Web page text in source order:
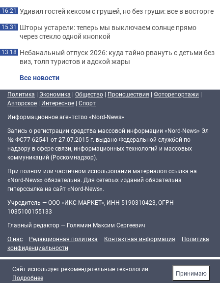
16:21 Удивил гостей кексом с грушей, но без груши: все в восторге
15:31 Шторы устарели: теперь мы выключаем солнце прямо
через стекло одной кнопкой
13:18 Небанальный отпуск 2026: куда тайно рвануть с детьми без
виз, толп туристов и адской жары
Все новости
Политика | Экономика | Общество | Происшествия | Фоторепортажи |
Авторское | Интересное | Спорт
Информационное агентство «Nord-News»
Запись о регистрации средства массовой информации «Nord-News» Эл
№ ФС77-62541 от 27.07.2015 г. выдано Федеральной службой по
надзору в сфере связи, информационных технологий и массовых
коммуникаций (Роскомнадзор).
При полном или частичном использовании материалов ссылка на
«Nord-News» обязательна. Для сетевых изданий обязательна
гиперссылка на сайт «Nord-News».
Учредитель — ООО «ИКС-МАРКЕТ», ИНН 5190310423, ОГРН
1035100155133
Главный редактор — Голямин Максим Сергеевич
О нас
Редакционная политика Контактная информация
Политика
конфиденциальности
Cайт использует рекомендательные технологии.
Подробнее
Принимаю